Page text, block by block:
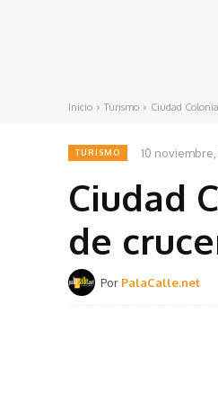
Inicio Turismo Ciudad
TURISMO 10 noviembre,
Ciudad
de
Por PalaCalle.net